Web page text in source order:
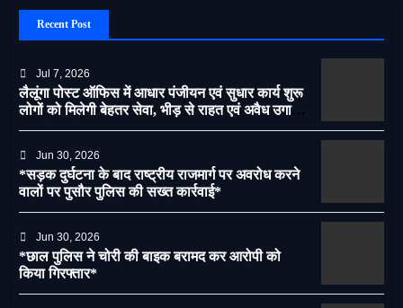
Recent Post
Jul 7, 2026
लैलूंगा पोस्ट ऑफिस में आधार पंजीयन एवं सुधार कार्य शुरू
लोगों को मिलेगी बेहतर सेवा, भीड़ से राहत एवं अवैध उगाही
पर लगेगी रोक
Jun 30, 2026
*सड़क दुर्घटना के बाद राष्ट्रीय राजमार्ग पर अवरोध करने
वालों पर पुसौर पुलिस की सख्त कार्रवाई*
Jun 30, 2026
*छाल पुलिस ने चोरी की बाइक बरामद कर आरोपी को
किया गिरफ्तार*